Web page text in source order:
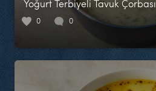
Yoğurt Terbiyeli Tavuk Çorbası
0 0